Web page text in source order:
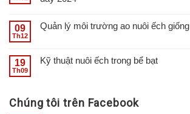
09
Th12
Quản lý môi trường ao nuôi ếch giống
19
Th09
Kỹ thuật nuôi ếch trong bể bạt
Chúng tôi trên Facebook